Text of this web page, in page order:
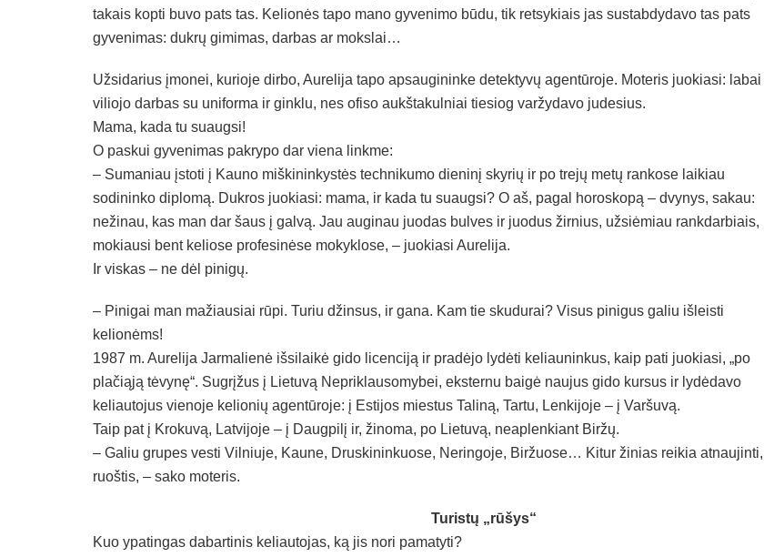
takais kopti buvo pats tas. Kelionės tapo mano gyvenimo būdu, tik retsykiais jas sustabdydavo tas pats
gyvenimas: dukrų gimimas, darbas ar mokslai…
Užsidarius įmonei, kurioje dirbo, Aurelija tapo apsaugininke detektyvų agentūroje. Moteris juokiasi: labai
viliojo darbas su uniforma ir ginklu, nes ofiso aukštakulniai tiesiog varžydavo judesius.
Mama, kada tu suaugsi!
O paskui gyvenimas pakrypo dar viena linkme:
– Sumaniau įstoti į Kauno miškininkystės technikumo dieninį skyrių ir po trejų metų rankose laikiau
sodininko diplomą. Dukros juokiasi: mama, ir kada tu suaugsi? O aš, pagal horoskopą – dvynys, sakau:
nežinau, kas man dar šaus į galvą. Jau auginau juodas bulves ir juodus žirnius, užsiėmiau rankdarbiais,
mokiausi bent keliose profesinėse mokyklose, – juokiasi Aurelija.
Ir viskas – ne dėl pinigų.
– Pinigai man mažiausiai rūpi. Turiu džinsus, ir gana. Kam tie skudurai? Visus pinigus galiu išleisti
kelionėms!
1987 m. Aurelija Jarmalienė išsilaikė gido licenciją ir pradėjo lydėti keliauninkus, kaip pati juokiasi, „po
plačiąją tėvynę“. Sugrįžus į Lietuvą Nepriklausomybei, eksternu baigė naujus gido kursus ir lydėdavo
keliautojus vienoje kelionių agentūroje: į Estijos miestus Taliną, Tartu, Lenkijoje – į Varšuvą.
Taip pat į Krokuvą, Latvijoje – į Daugpilį ir, žinoma, po Lietuvą, neaplenkiant Biržų.
– Galiu grupes vesti Vilniuje, Kaune, Druskininkuose, Neringoje, Biržuose… Kitur žinias reikia atnaujinti,
ruoštis, – sako moteris.
Turistų „rūšys“
Kuo ypatingas dabartinis keliautojas, ką jis nori pamatyti?